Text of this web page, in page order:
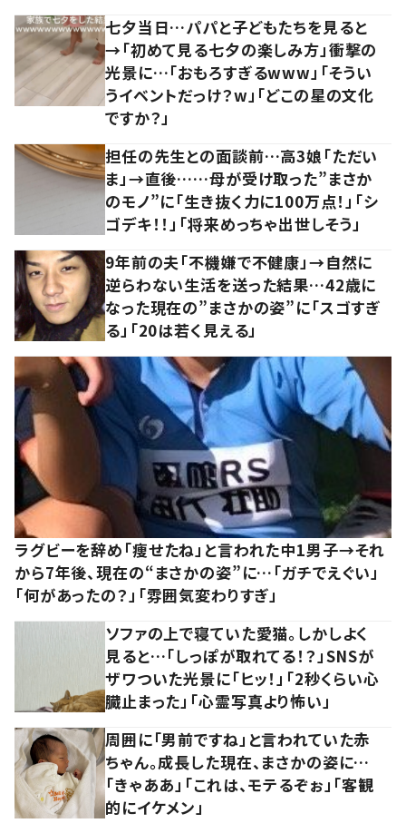
七夕当日…パパと子どもたちを見ると
→「初めて見る七夕の楽しみ方」衝撃の
光景に…「おもろすぎるwww」「そうい
うイベントだっけ？w」「どこの星の文化
ですか？」
担任の先生との面談前…高3娘「ただい
ま」→直後……母が受け取った”まさか
のモノ”に「生き抜く力に100万点！」「シ
ゴデキ！！」「将来めっちゃ出世しそう」
9年前の夫「不機嫌で不健康」→自然に
逆らわない生活を送った結果…42歳に
なった現在の”まさかの姿”に「スゴすぎ
る」「20は若く見える」
ラグビーを辞め「痩せたね」と言われた中1男子→それ
から7年後、現在の“まさかの姿”に…「ガチでえぐい」
「何があったの？」「雰囲気変わりすぎ」
ソファの上で寝ていた愛猫。しかしよく
見ると…「しっぽが取れてる！？」SNSが
ザワついた光景に「ヒッ！」「2秒くらい心
臓止まった」「心霊写真より怖い」
周囲に「男前ですね」と言われていた赤
ちゃん。成長した現在、まさかの姿に…
「きゃああ」「これは、モテるぞぉ」「客観
的にイケメン」